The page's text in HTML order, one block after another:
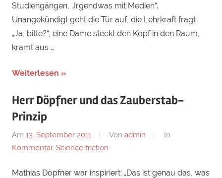
Studiengängen, „Irgendwas mit Medien“.
Unangekündigt geht die Tür auf, die Lehrkraft fragt
„Ja, bitte?“, eine Dame steckt den Kopf in den Raum,
kramt aus …
Weiterlesen »
Herr Döpfner und das Zauberstab-
Prinzip
Am 13. September 2011 Von admin
In
Kommentar, Science friction
Mathias Döpfner war inspiriert: „Das ist genau das, was